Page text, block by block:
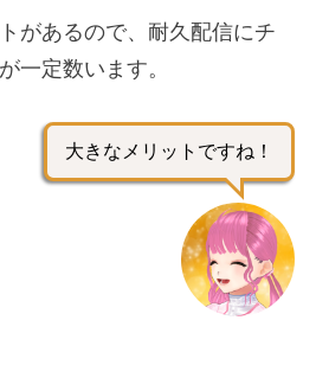
があるので、耐久配信にチ
一定数います。
大きなメリットですね！